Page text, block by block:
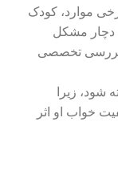
موارد، کودک
دچار مشکل
بررسی تخصصی
شود، زیرا
خواب او اثر